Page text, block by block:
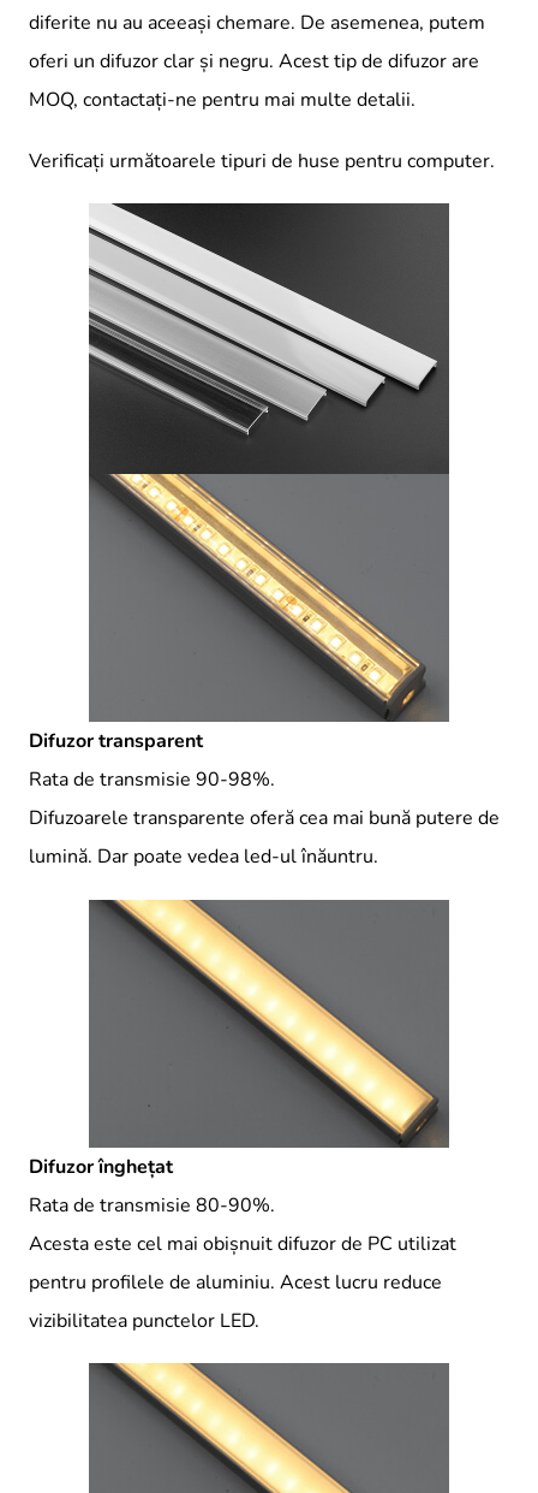
diferite nu au aceeași chemare. De asemenea, putem
oferi un difuzor clar și negru. Acest tip de difuzor are
MOQ, contactați-ne pentru mai multe detalii.
Verificați următoarele tipuri de huse pentru computer.
Difuzor transparent
Rata de transmisie 90-98%.
Difuzoarele transparente oferă cea mai bună putere de
lumină. Dar poate vedea led-ul înăuntru.
Difuzor înghețat
Rata de transmisie 80-90%.
Acesta este cel mai obișnuit difuzor de PC utilizat
pentru profilele de aluminiu. Acest lucru reduce
vizibilitatea punctelor LED.